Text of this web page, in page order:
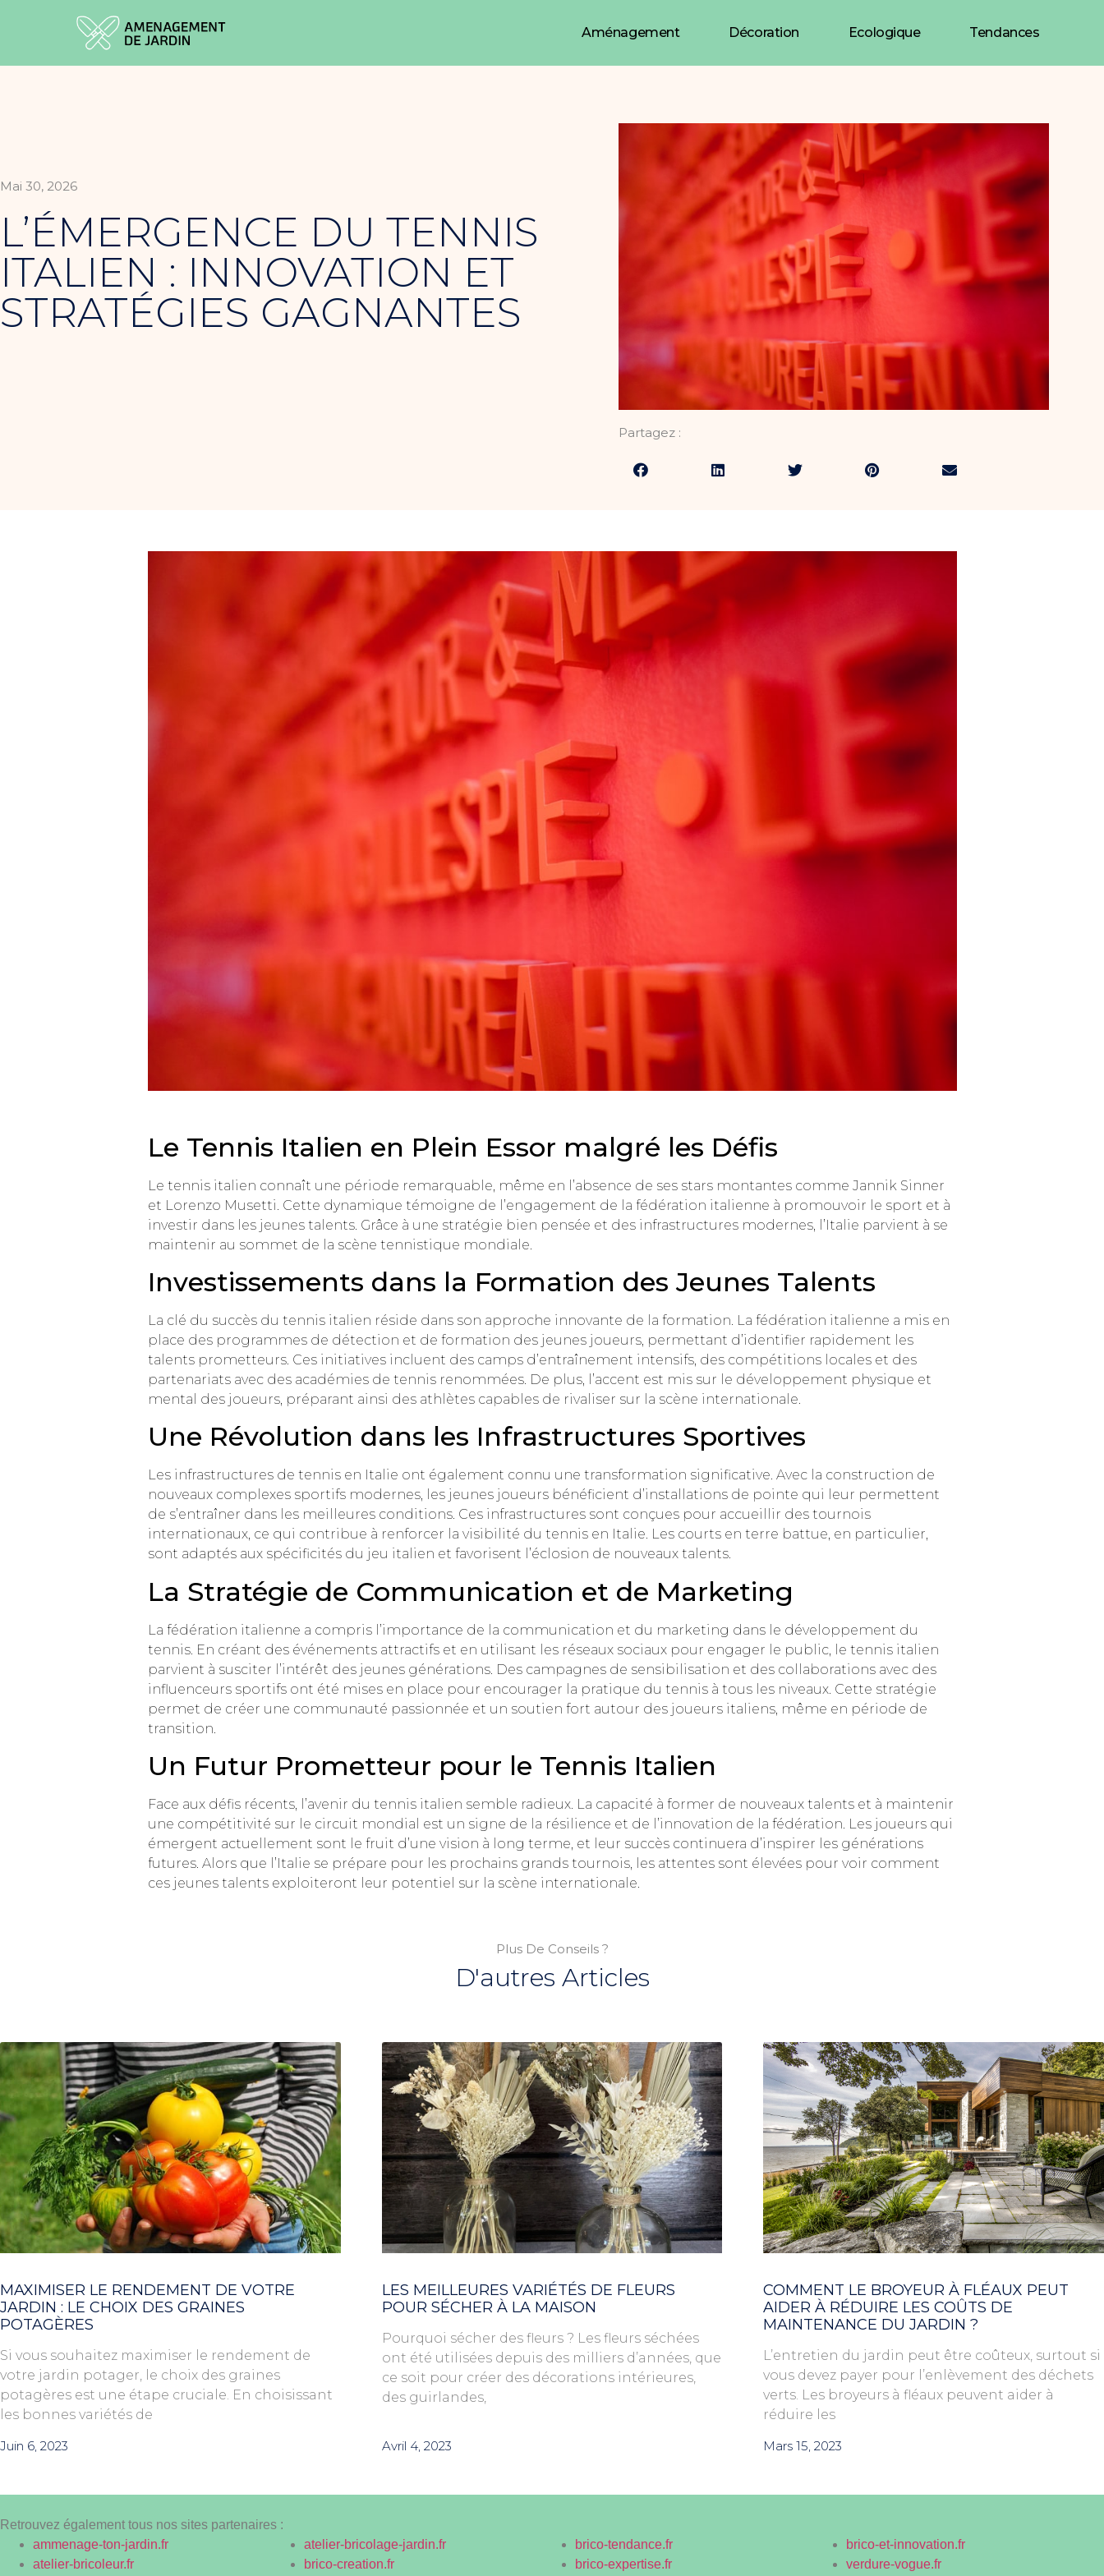
Aménagement Décoration Ecologique Tendances
Mai 30, 2026
L’ÉMERGENCE DU TENNIS
ITALIEN : INNOVATION ET
STRATÉGIES GAGNANTES
Partagez :
Le Tennis Italien en Plein Essor malgré les Défis
Le tennis italien connaît une période remarquable, même en l’absence de ses stars montantes comme Jannik Sinner
et Lorenzo Musetti. Cette dynamique témoigne de l’engagement de la fédération italienne à promouvoir le sport et à
investir dans les jeunes talents. Grâce à une stratégie bien pensée et des infrastructures modernes, l’Italie parvient à se
maintenir au sommet de la scène tennistique mondiale.
Investissements dans la Formation des Jeunes Talents
La clé du succès du tennis italien réside dans son approche innovante de la formation. La fédération italienne a mis en
place des programmes de détection et de formation des jeunes joueurs, permettant d’identifier rapidement les
talents prometteurs. Ces initiatives incluent des camps d’entraînement intensifs, des compétitions locales et des
partenariats avec des académies de tennis renommées. De plus, l’accent est mis sur le développement physique et
mental des joueurs, préparant ainsi des athlètes capables de rivaliser sur la scène internationale.
Une Révolution dans les Infrastructures Sportives
Les infrastructures de tennis en Italie ont également connu une transformation significative. Avec la construction de
nouveaux complexes sportifs modernes, les jeunes joueurs bénéficient d’installations de pointe qui leur permettent
de s’entraîner dans les meilleures conditions. Ces infrastructures sont conçues pour accueillir des tournois
internationaux, ce qui contribue à renforcer la visibilité du tennis en Italie. Les courts en terre battue, en particulier,
sont adaptés aux spécificités du jeu italien et favorisent l’éclosion de nouveaux talents.
La Stratégie de Communication et de Marketing
La fédération italienne a compris l’importance de la communication et du marketing dans le développement du
tennis. En créant des événements attractifs et en utilisant les réseaux sociaux pour engager le public, le tennis italien
parvient à susciter l’intérêt des jeunes générations. Des campagnes de sensibilisation et des collaborations avec des
influenceurs sportifs ont été mises en place pour encourager la pratique du tennis à tous les niveaux. Cette stratégie
permet de créer une communauté passionnée et un soutien fort autour des joueurs italiens, même en période de
transition.
Un Futur Prometteur pour le Tennis Italien
Face aux défis récents, l’avenir du tennis italien semble radieux. La capacité à former de nouveaux talents et à maintenir
une compétitivité sur le circuit mondial est un signe de la résilience et de l’innovation de la fédération. Les joueurs qui
émergent actuellement sont le fruit d’une vision à long terme, et leur succès continuera d’inspirer les générations
futures. Alors que l’Italie se prépare pour les prochains grands tournois, les attentes sont élevées pour voir comment
ces jeunes talents exploiteront leur potentiel sur la scène internationale.
Plus De Conseils ?
D'autres Articles
MAXIMISER LE RENDEMENT DE VOTRE
JARDIN : LE CHOIX DES GRAINES
POTAGÈRES
Si vous souhaitez maximiser le rendement de
votre jardin potager, le choix des graines
potagères est une étape cruciale. En choisissant
les bonnes variétés de
Juin 6, 2023
LES MEILLEURES VARIÉTÉS DE FLEURS
POUR SÉCHER À LA MAISON
Pourquoi sécher des fleurs ? Les fleurs séchées
ont été utilisées depuis des milliers d’années, que
ce soit pour créer des décorations intérieures,
des guirlandes,
Avril 4, 2023
COMMENT LE BROYEUR À FLÉAUX PEUT
AIDER À RÉDUIRE LES COÛTS DE
MAINTENANCE DU JARDIN ?
L’entretien du jardin peut être coûteux, surtout si
vous devez payer pour l’enlèvement des déchets
verts. Les broyeurs à fléaux peuvent aider à
réduire les
Mars 15, 2023
Retrouvez également tous nos sites partenaires :
ammenage-ton-jardin.fr
atelier-bricoleur.fr
atelier-bricolage-jardin.fr
brico-creation.fr
brico-tendance.fr
brico-expertise.fr
brico-et-innovation.fr
verdure-vogue.fr